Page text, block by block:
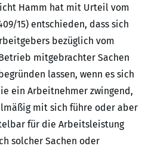
Hamm hat mit Urteil vom
15) entschieden, dass sich
bezüglich vom
mitgebrachter Sachen
lassen, wenn es sich
ein Arbeitnehmer zwingend,
mit sich führe oder aber
für die Arbeitsleistung
solcher Sachen oder